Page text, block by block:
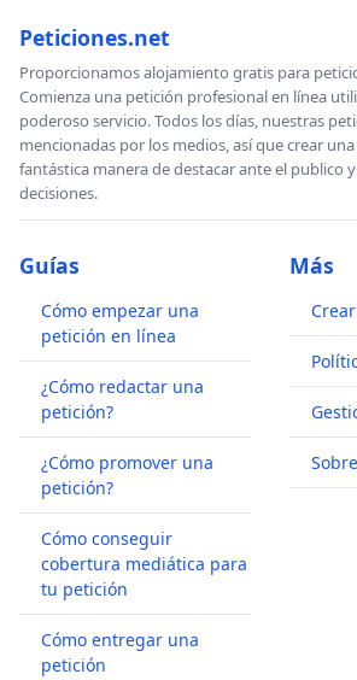
Peticiones.net
Proporcionamos alojamiento gratis para
Comienza una petición profesional en línea
poderoso servicio. Todos los días, nuestras
mencionadas por los medios, así que crear
fantástica manera de destacar ante el publico
decisiones.
Guías
Cómo empezar una
petición en línea
¿Cómo redactar una
petición?
¿Cómo promover una
petición?
Cómo conseguir
cobertura mediática para
tu petición
Cómo entregar una
petición
Más